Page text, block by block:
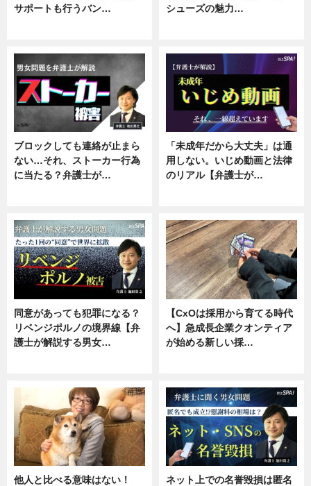
サポートも行うバン…
シューズの魅力…
ブロックしても連絡が止まら
ない…それ、ストーカー行為
に当たる？弁護士が…
「未成年だから大丈夫」は通
用しない。いじめ動画と法律
のリアル【弁護士が…
同意があっても犯罪になる？
リベンジポルノの境界線【弁
護士が解説する男女…
【CxOは採用から育てる時代
へ】急成長企業クオンティア
が始める新しい採…
他人と比べる意味はない！
ネット上での名誉毀損は匿名